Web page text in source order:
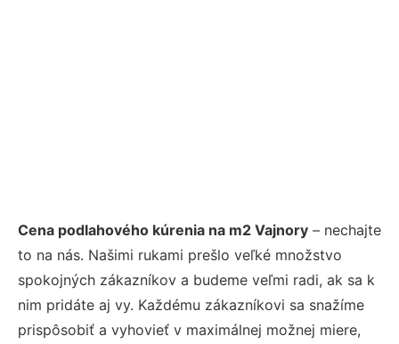
Cena podlahového kúrenia na m2 Vajnory – nechajte
to na nás. Našimi rukami prešlo veľké množstvo
spokojných zákazníkov a budeme veľmi radi, ak sa k
nim pridáte aj vy. Každému zákazníkovi sa snažíme
prispôsobiť a vyhovieť v maximálnej možnej miere,